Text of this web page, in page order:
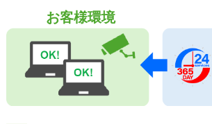
お客様環境